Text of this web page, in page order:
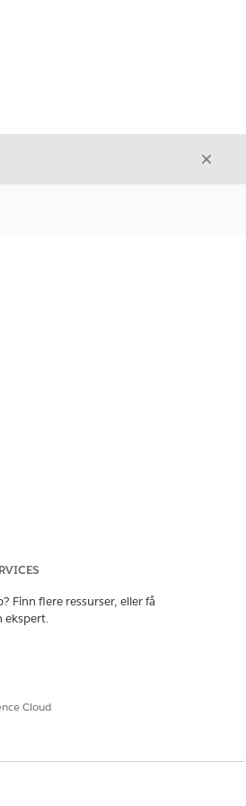
Avslutt
CMDB
oppdage
til
på
Finn flere ressurser, eller få
ekspert.
Cloud